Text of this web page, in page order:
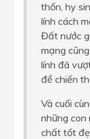
thốn, hy
lính cách
Đất nước
mạng
lính đã
để chiến
Và cuối
những con
chất tốt